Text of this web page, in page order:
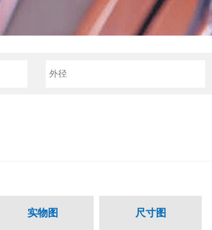
实物图 尺寸图